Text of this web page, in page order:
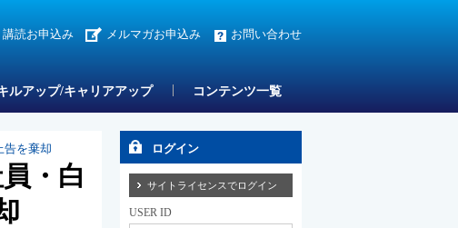
講読お申込み メルマガお申込み お問い合わせ
ルアップ/キャリアアップ コンテンツ一覧
を棄却
・白
ログイン
サイトライセンスでログイン
USER ID